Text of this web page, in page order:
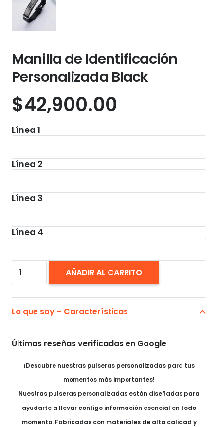
Manilla de Identificación
Personalizada Black
$42,900.00
Línea 1
Línea 2
Línea 3
Línea 4
Manilla
de
Personalizada
AÑADIR AL CARRITO
Lo que soy – Características
Últimas reseñas verificadas en Google
¡Descubre nuestras pulseras personalizadas para tus
momentos más importantes!
Nuestras pulseras personalizadas están diseñadas para
ayudarte a llevar contigo información esencial en todo
momento. Fabricadas con materiales de alta calidad y